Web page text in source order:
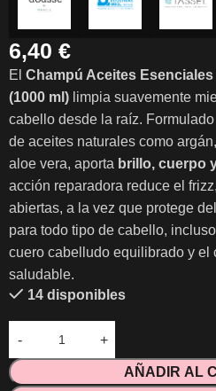
6,40 €
El Champú Aceites
(1000 ml) limpia suavemente
cabello desde la raíz.
de aceites naturales como
aloe vera, aporta brillo, cuerpo
acción reparadora reduce el
abiertas, a la vez que protege
para todo tipo de cabello,
cuero cabelludo equilibrado y el
saludable.
14 disponibles
AÑADIR AL